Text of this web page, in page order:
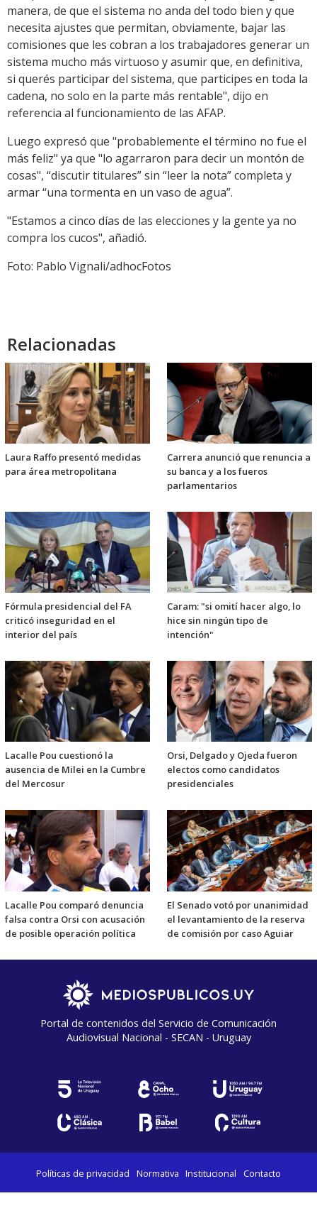
manera, de que el sistema no anda del todo bien y que
necesita ajustes que permitan, obviamente, bajar las
comisiones que les cobran a los trabajadores generar un
sistema mucho más virtuoso y asumir que, en definitiva,
si querés participar del sistema, que participes en toda la
cadena, no solo en la parte más rentable", dijo en
referencia al funcionamiento de las AFAP.
Luego expresó que "probablemente el término no fue el
más feliz" ya que "lo agarraron para decir un montón de
cosas", “discutir titulares” sin “leer la nota” completa y
armar “una tormenta en un vaso de agua”.
"Estamos a cinco días de las elecciones y la gente ya no
compra los cucos", añadió.
Foto: Pablo Vignali/adhocFotos
Relacionadas
Laura Raffo presentó medidas
para área metropolitana
Carrera anunció que renuncia a
su banca y a los fueros
parlamentarios
Fórmula presidencial del FA
criticó inseguridad en el
interior del país
Caram: "si omití hacer algo, lo
hice sin ningún tipo de
intención"
Lacalle Pou cuestionó la
ausencia de Milei en la Cumbre
del Mercosur
Orsi, Delgado y Ojeda fueron
electos como candidatos
presidenciales
Lacalle Pou comparó denuncia
falsa contra Orsi con acusación
de posible operación política
El Senado votó por unanimidad
el levantamiento de la reserva
de comisión por caso Aguiar
Portal de contenidos del Servicio de Comunicación
Audiovisual Nacional - SECAN - Uruguay
Políticas de privacidad Normativa Institucional Contacto